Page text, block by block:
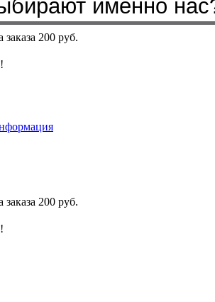
50sbit@krep62.ru
200 руб.
200 руб.
именно